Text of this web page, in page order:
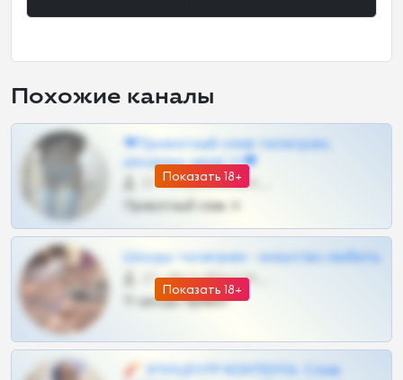
Похожие каналы
Показать 18+
❤Приватный слив телеграм,
шкодных шкур тг❤
57 •
Приватный слив тг
Показать 18+
Шкоды телеграм - искуство любить
27 •
Тг шкоды приват
🧨 ЭПИЦЕНТР КОНТЕНТА: Слив